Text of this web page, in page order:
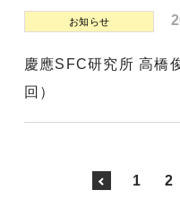
お知らせ
慶應SFC研究所 高橋
回）
1 2